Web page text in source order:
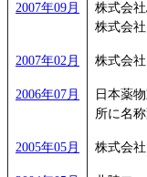
2007年09月
株式会
株式会
2007年02月 株式会
2006年07月
日本薬
所に名称
2005年05月 株式会